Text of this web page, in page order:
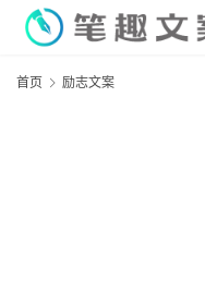
首页 励志文案